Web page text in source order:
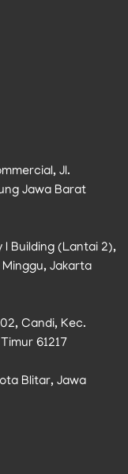
Jl.
Jawa Barat
I Building (Lantai 2),
Minggu, Jakarta
Candi, Kec.
61217
Blitar, Jawa